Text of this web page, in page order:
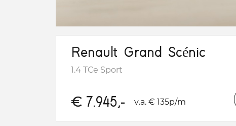
Renault Grand Scénic
1.4 TCe Sport
€ 7.945,- v.a. € 135p/m